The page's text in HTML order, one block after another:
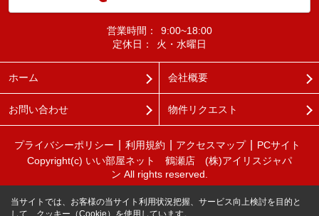
営業時間：
9:00~18:00
定休日：
火・水曜日
ホーム 会社概要
お問い合わせ 物件リクエスト
プライバシーポリシー 利用規約 アクセスマップ
PCサイト
Copyright(c) いい部屋ネット 鶴瀬店 (株)アイリスジャパ
ン All rights reserved.
当サイトでは、お客様の当サイト利用状況把握、サービス向上検討を目的と
して、クッキー（Cookie）を使用しています。